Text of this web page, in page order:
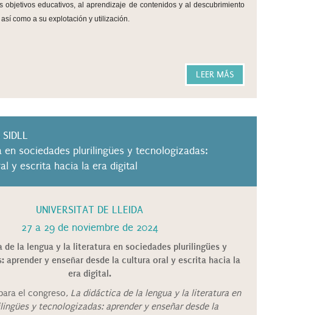
objetivos educativos, al aprendizaje de contenidos y al descubrimiento
como a su explotación y utilización.
LEER MÁS
SIDLL
sociedades plurilingües y tecnologizadas:
y escrita hacia la era digital
UNIVERSITAT DE LLEIDA
27 a 29 de noviembre de 2024
de la lengua y la literatura en sociedades plurilingües y
aprender y enseñar desde la cultura oral y escrita hacia la
era digital.
el congreso, La didáctica de la lengua y la literatura en
y tecnologizadas: aprender y enseñar desde la